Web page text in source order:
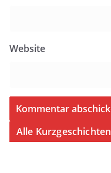
Website
Alle Kurzgeschichten